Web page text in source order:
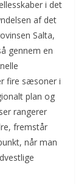
i det
af det
Salta,
gennem en
fire sæsoner i
plan og
rangerer
fremstår
når man